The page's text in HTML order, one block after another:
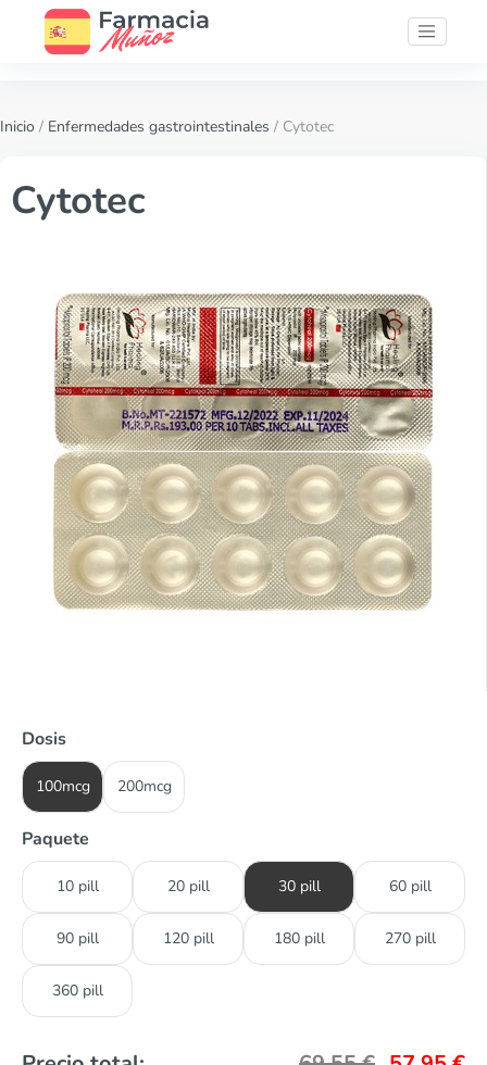
Inicio / Enfermedades gastrointestinales / Cytotec
Cytotec
Dosis
100mcg 200mcg
Paquete
10 pill 20 pill 30 pill 60 pill
90 pill 120 pill 180 pill 270 pill
360 pill